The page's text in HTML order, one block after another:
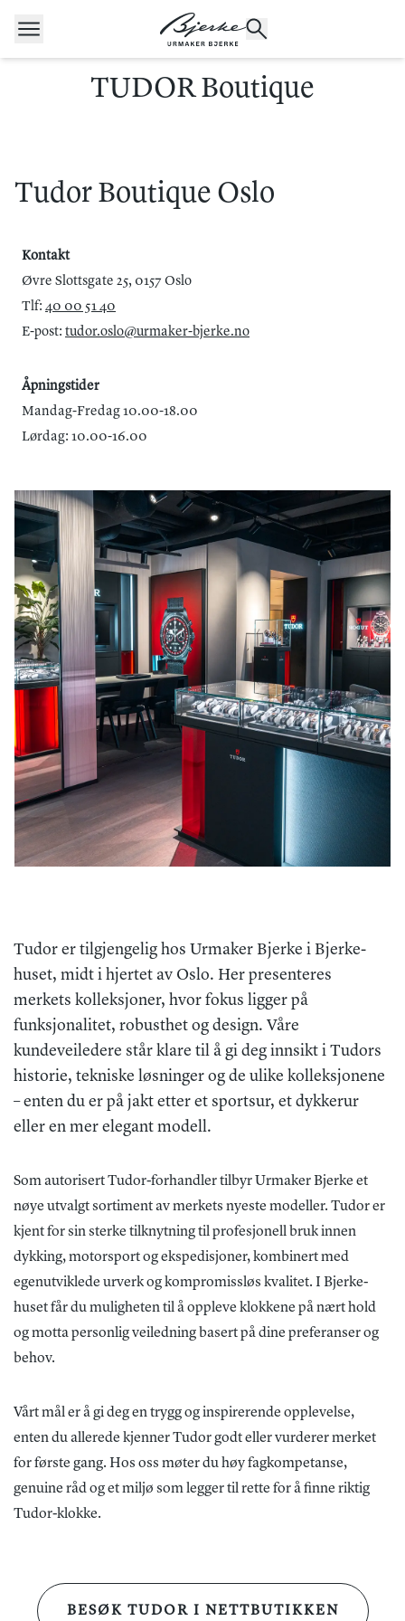
Hopp til innhold
Speedmaster Breitling Tag Heuer
TUDOR Boutique
Tudor Boutique Oslo
Kontakt
Øvre Slottsgate 25, 0157 Oslo
Tlf: 40 00 51 40
E-post: tudor.oslo@urmaker-bjerke.no
Åpningstider
Mandag-Fredag 10.00-18.00
Lørdag: 10.00-16.00
Tudor er tilgjengelig hos Urmaker Bjerke i Bjerke-
huset, midt i hjertet av Oslo. Her presenteres
merkets kolleksjoner, hvor fokus ligger på
funksjonalitet, robusthet og design. Våre
kundeveiledere står klare til å gi deg innsikt i Tudors
historie, tekniske løsninger og de ulike kolleksjonene
– enten du er på jakt etter et sportsur, et dykkerur
eller en mer elegant modell.
Som autorisert Tudor-forhandler tilbyr Urmaker Bjerke et
nøye utvalgt sortiment av merkets nyeste modeller. Tudor er
kjent for sin sterke tilknytning til profesjonell bruk innen
dykking, motorsport og ekspedisjoner, kombinert med
egenutviklede urverk og kompromissløs kvalitet. I Bjerke-
huset får du muligheten til å oppleve klokkene på nært hold
og motta personlig veiledning basert på dine preferanser og
behov.
Vårt mål er å gi deg en trygg og inspirerende opplevelse,
enten du allerede kjenner Tudor godt eller vurderer merket
for første gang. Hos oss møter du høy fagkompetanse,
genuine råd og et miljø som legger til rette for å finne riktig
Tudor-klokke.
BESØK TUDOR I NETTBUTIKKEN